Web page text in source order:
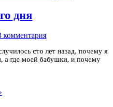
дня
комментария
сто лет назад, почему я
а где моей бабушки, и почему